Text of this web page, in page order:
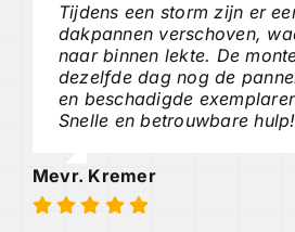
Tijdens een storm zijn er
dakpannen verschoven,
naar binnen lekte. De
dezelfde dag nog de
en beschadigde
Snelle en betrouwbare hulp!
Mevr. Kremer